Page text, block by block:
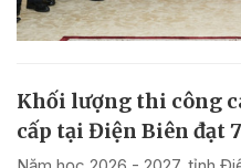
Khối lượng thi công
cấp tại Điện Biên đạt